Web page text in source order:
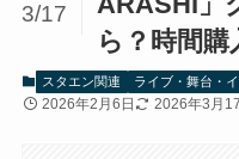
ら？時間購
3/17
スタエン関連 ライブ・舞台・
2026年2月6日 2026年3月